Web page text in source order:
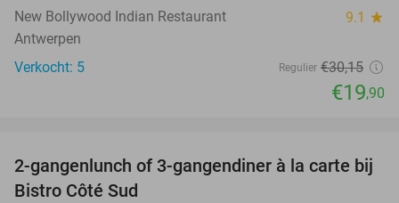
TODAY
New Bollywood Indian Restaurant 9.1 star
Antwerpen
Verkocht: 5
Regulier €30,15
€19,90
39%
2-gangenlunch of 3-gangendiner à la carte bij
Bistro Côté Sud